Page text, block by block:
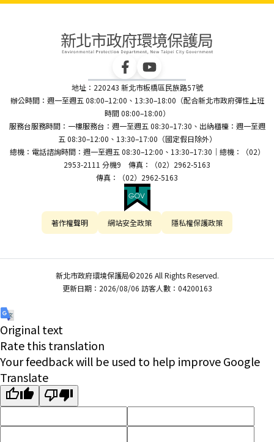
地址：220243 新北市板橋區民族路57號
辦公時間：週一至週五 08:00–12:00、13:30–18:00（配合新北市政府彈性上班
時間 08:00–18:00）
服務台服務時間：一樓服務台：週一至週五 08:30–17:30、出納櫃檯：週一至週
五 08:30–12:00、13:30–17:00（國定假日除外）
總機：電話諮詢時間：週一至週五 08:30–12:00、13:30–17:30｜總機：（02）
2953-2111 分機9 傳真：（02）2962-5163
傳真：（02）2962-5163
著作權聲明 網站安全政策 隱私權保護政策
新北市政府環境保護局©2026 All Rights Reserved.
更新日期：2026/08/06 訪客人數：04200163
Original text
Rate this translation
Your feedback will be used to help improve Google
Translate